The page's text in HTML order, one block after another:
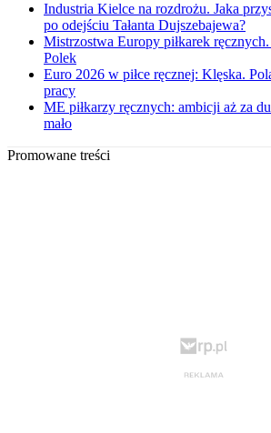
Industria Kielce na rozdrożu. Jaka
po odejściu Tałanta Dujszebajewa?
Mistrzostwa Europy piłkarek
Polek
Euro 2026 w piłce ręcznej: Klęska.
pracy
ME piłkarzy ręcznych: ambicji aż za
mało
Promowane treści